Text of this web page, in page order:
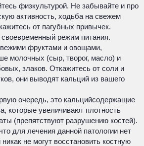
физкультурой. Не забывайте и про
активность, ходьба на свежем
от пагубных привычек.
режим питания.
фруктами и овощами,
молочных (сыр, творог, масло) и
злаков. Откажитесь от соли и
они выводят кальций из вашего
очередь, это кальцийсодержащие
которые увеличивают плотность
(препятствуют разрушению костей).
для лечения данной патологии нет
не могут восстановить костную